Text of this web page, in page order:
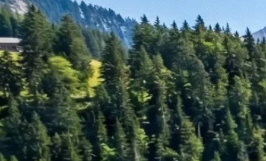
Rechnungswesen
Personaladministration
Steuer & Recht
Abschlussberatung
Wirtschaftsprüfung